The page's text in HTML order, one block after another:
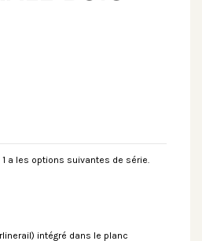
1 a les options suivantes de série.
intégré dans le planc